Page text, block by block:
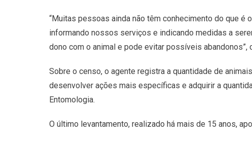
“Muitas pessoas ainda não têm conhecimento do que
informando nossos serviços e indicando medidas a
dono com o animal e pode evitar possíveis abandonos”,
Sobre o censo, o agente registra a quantidade de
desenvolver ações mais específicas e adquirir a
Entomologia.
O último levantamento, realizado há mais de 15 anos,